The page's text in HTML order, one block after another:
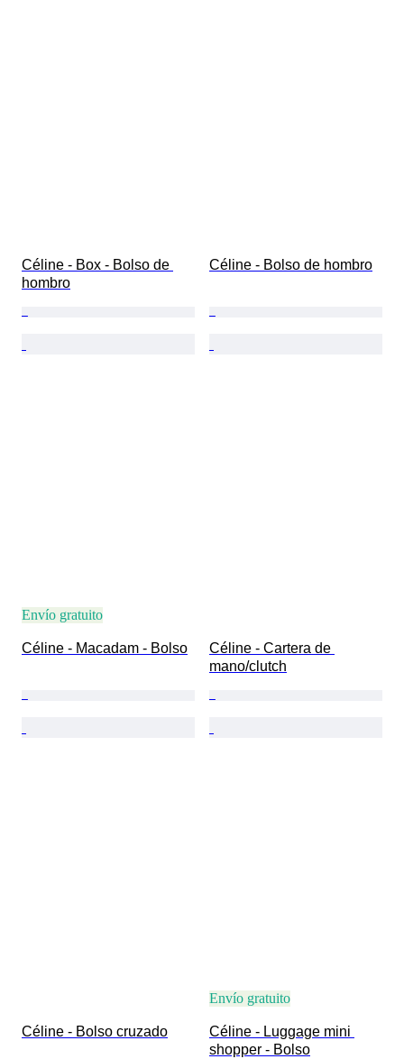
Céline - Box - Bolso de
hombro
Céline - Bolso de hombro
Envío gratuito
Céline - Macadam - Bolso
Céline - Cartera de
mano/clutch
Céline - Bolso cruzado
Envío gratuito
Céline - Luggage mini
shopper - Bolso